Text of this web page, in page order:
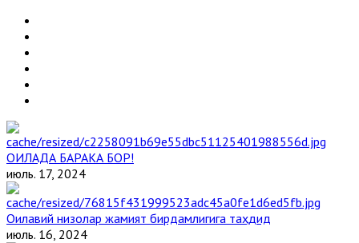
ОИЛАДА БАРАКА БОР!
июль. 17, 2024
Оилавий низолар жамият бирдамлигига таҳдид
июль. 16, 2024